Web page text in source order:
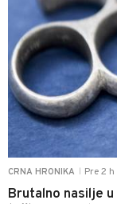
CRNA HRONIKA Pre 2 h
Brutalno nasilje